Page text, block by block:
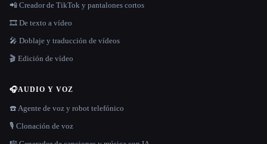
📲 Creador de TikTok y pantalones cortos
🎞️ De texto a vídeo
🎤 Doblaje y traducción de vídeos
🎬 Edición de vídeo
🎧AUDIO Y VOZ
☎️ Agente de voz y robot telefónico
🎙️ Clonación de voz